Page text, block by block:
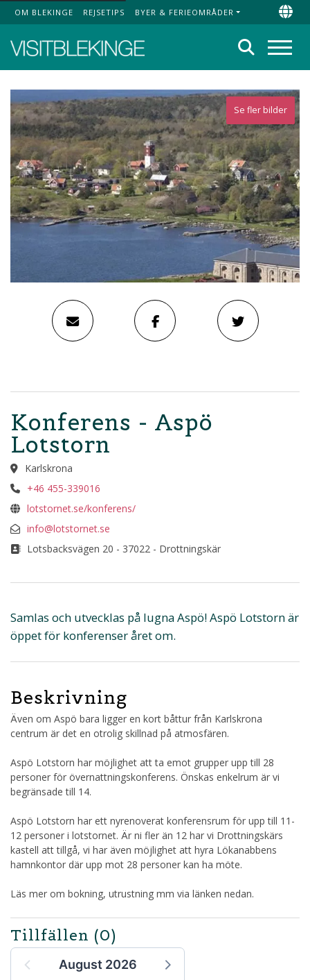
Top Menu
OM BLEKINGE REJSETIPS BYER & FERIEOMRÅDER
Søg
Se fler bilder
Konferens - Aspö
Lotstorn
Karlskrona
+46 455-339016
lotstornet.se/konferens/
info@lotstornet.se
Lotsbacksvägen 20 - 37022 - Drottningskär
Samlas och utvecklas på lugna Aspö! Aspö Lotstorn är
öppet för konferenser året om.
Beskrivning
Även om Aspö bara ligger en kort båttur från Karlskrona
centrum är det en otrolig skillnad på atmosfären.
Aspö Lotstorn har möjlighet att ta emot grupper upp till 28
personer för övernattningskonferens. Önskas enkelrum är vi
begränsade till 14.
Aspö Lotstorn har ett nyrenoverat konferensrum för upp till 11-
12 personer i lotstornet. Är ni fler än 12 har vi Drottningskärs
kastell att tillgå, vi har även möjlighet att hyra Lökanabbens
hamnkontor där upp mot 28 personer kan ha möte.
Läs mer om bokning, utrustning mm via länken nedan.
Tillfällen (0)
August 2026